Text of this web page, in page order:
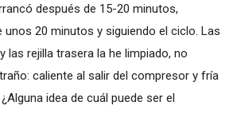
después de 15-20 minutos,
20 minutos y siguiendo el ciclo. Las
las rejilla trasera la he limpiado, no
caliente al salir del compresor y fría
idea de cuál puede ser el